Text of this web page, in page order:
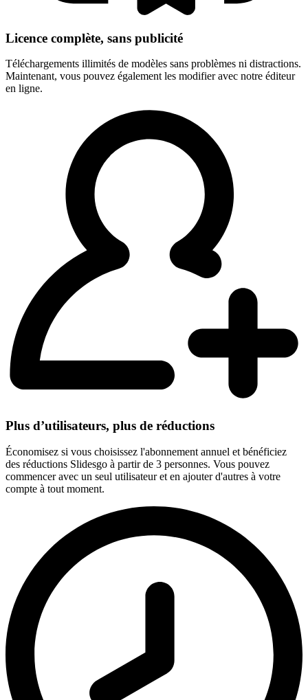
Licence complète, sans publicité
Téléchargements illimités de modèles sans problèmes ni distractions.
Maintenant, vous pouvez également les modifier avec notre éditeur
en ligne.
Plus d’utilisateurs, plus de réductions
Économisez si vous choisissez l'abonnement annuel et bénéficiez
des réductions Slidesgo à partir de 3 personnes. Vous pouvez
commencer avec un seul utilisateur et en ajouter d'autres à votre
compte à tout moment.